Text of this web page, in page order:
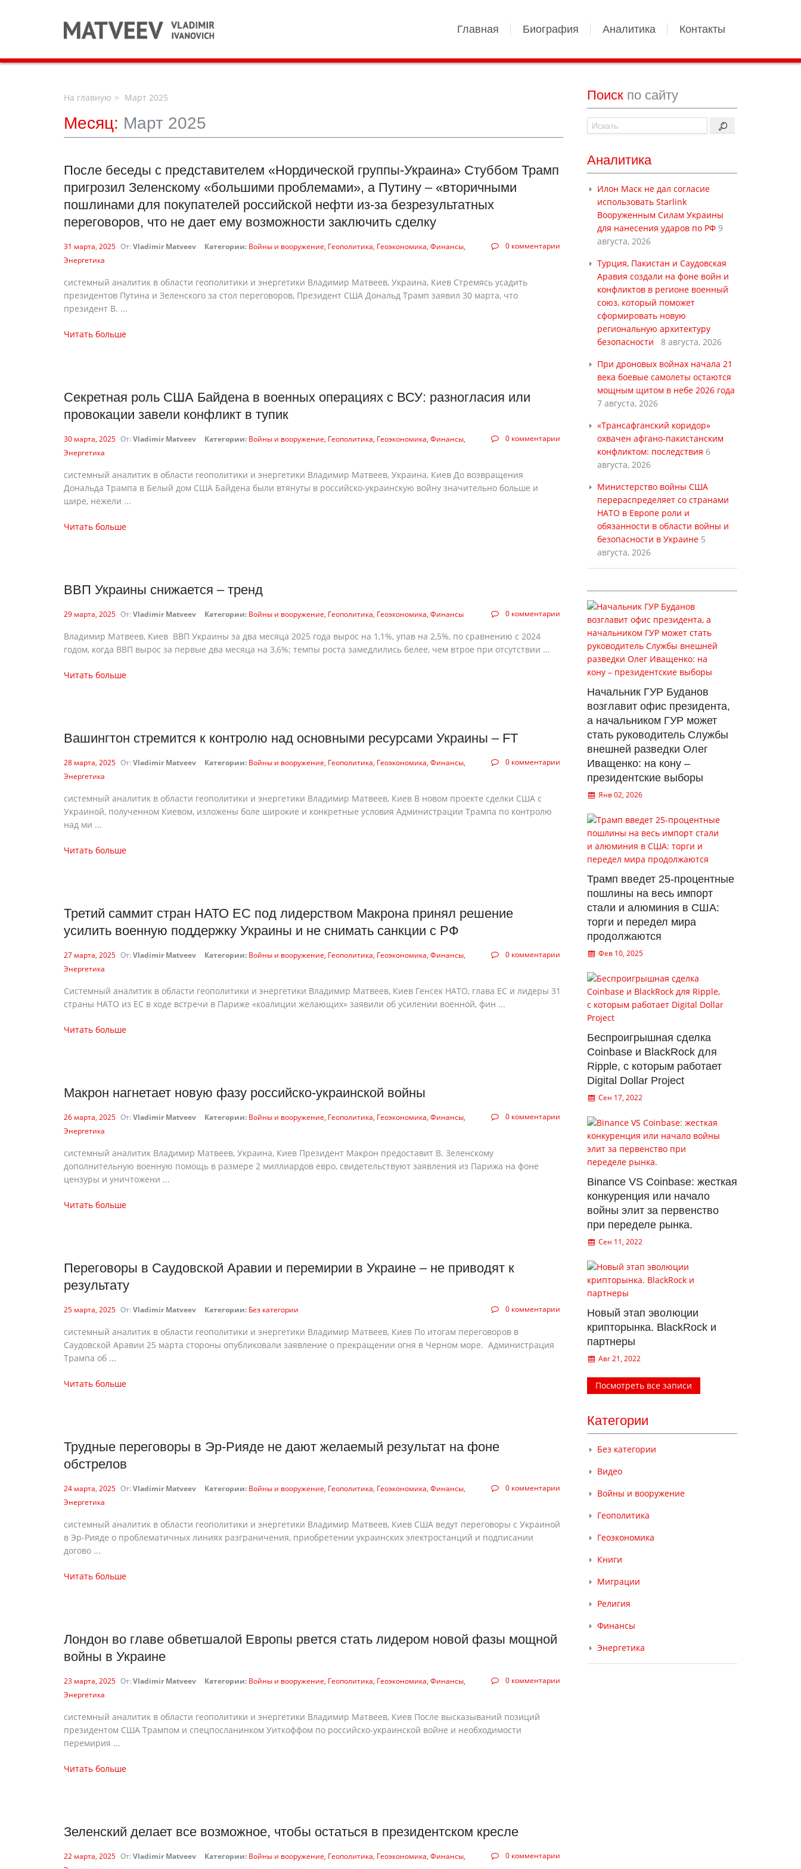
Главная Биография Аналитика Контакты
На главную Март 2025
Месяц: Март 2025
После беседы с представителем «Нордической группы-Украина» Стуббом Трамп
пригрозил Зеленскому «большими проблемами», а Путину – «вторичными
пошлинами для покупателей российской нефти из-за безрезультатных
переговоров, что не дает ему возможности заключить сделку
0 комментарии
31 марта, 2025 От: Vladimir Matveev Категории: Войны и вооружение Геополитика Геоэкономика Финансы
Энергетика
cистемный аналитик в области геополитики и энергетики Владимир Матвеев, Украина, Киев Стремясь усадить
президентов Путина и Зеленского за стол переговоров, Президент США Дональд Трамп заявил 30 марта, что
президент В. ...
Читать больше
Секретная роль США Байдена в военных операциях с ВСУ: разногласия или
провокации завели конфликт в тупик
0 комментарии
30 марта, 2025 От: Vladimir Matveev Категории: Войны и вооружение Геополитика Геоэкономика Финансы
Энергетика
cистемный аналитик в области геополитики и энергетики Владимир Матвеев, Украина, Киев До возвращения
Дональда Трампа в Белый дом США Байдена были втянуты в российско-украинскую войну значительно больше и
шире, нежели ...
Читать больше
ВВП Украины снижается – тренд
0 комментарии
29 марта, 2025 От: Vladimir Matveev Категории: Войны и вооружение Геополитика Геоэкономика Финансы
Владимир Матвеев, Киев ВВП Украины за два месяца 2025 года вырос на 1,1%, упав на 2,5%, по сравнению с 2024
годом, когда ВВП вырос за первые два месяца на 3,6%; темпы роста замедлились белее, чем втрое при отсутствии ...
Читать больше
Вашингтон стремится к контролю над основными ресурсами Украины – FT
0 комментарии
28 марта, 2025 От: Vladimir Matveev Категории: Войны и вооружение Геополитика Геоэкономика Финансы
Энергетика
cистемный аналитик в области геополитики и энергетики Владимир Матвеев, Киев В новом проекте сделки США с
Украиной, полученном Киевом, изложены боле широкие и конкретные условия Администрации Трампа по контролю
над ми ...
Читать больше
Третий саммит стран НАТО ЕС под лидерством Макрона принял решение
усилить военную поддержку Украины и не снимать санкции с РФ
0 комментарии
27 марта, 2025 От: Vladimir Matveev Категории: Войны и вооружение Геополитика Геоэкономика Финансы
Энергетика
Системный аналитик в области геополитики и энергетики Владимир Матвеев, Киев Генсек НАТО, глава ЕС и лидеры 31
страны НАТО из ЕС в ходе встречи в Париже «коалиции желающих» заявили об усилении военной, фин ...
Читать больше
Макрон нагнетает новую фазу российско-украинской войны
0 комментарии
26 марта, 2025 От: Vladimir Matveev Категории: Войны и вооружение Геополитика Геоэкономика Финансы
Энергетика
cистемный аналитик Владимир Матвеев, Украина, Киев Президент Макрон предоставит В. Зеленскому
дополнительную военную помощь в размере 2 миллиардов евро, свидетельствуют заявления из Парижа на фоне
цензуры и уничтожени ...
Читать больше
Переговоры в Саудовской Аравии и перемирии в Украине – не приводят к
результату
0 комментарии
25 марта, 2025 От: Vladimir Matveev Категории: Без категории
cистемный аналитик в области геополитики и энергетики Владимир Матвеев, Киев По итогам переговоров в
Саудовской Аравии 25 марта стороны опубликовали заявление о прекращении огня в Черном море. Администрация
Трампа об ...
Читать больше
Трудные переговоры в Эр-Рияде не дают желаемый результат на фоне
обстрелов
0 комментарии
24 марта, 2025 От: Vladimir Matveev Категории: Войны и вооружение Геополитика Геоэкономика Финансы
Энергетика
cистемный аналитик в области геополитики и энергетики Владимир Матвеев, Киев США ведут переговоры с Украиной
в Эр-Рияде о проблематичных линиях разграничения, приобретении украинских электростанций и подписании
догово ...
Читать больше
Лондон во главе обветшалой Европы рвется стать лидером новой фазы мощной
войны в Украине
0 комментарии
23 марта, 2025 От: Vladimir Matveev Категории: Войны и вооружение Геополитика Геоэкономика Финансы
Энергетика
cистемный аналитик в области геополитики и энергетики Владимир Матвеев, Киев После высказываний позиций
президентом США Трампом и спецпосланинком Уиткоффом по российско-украинской войне и необходимости
перемирия ...
Читать больше
Зеленский делает все возможное, чтобы остаться в президентском кресле
0 комментарии
22 марта, 2025 От: Vladimir Matveev Категории: Войны и вооружение Геополитика Геоэкономика Финансы
Поиск по сайту
Аналитика
Илон Маск не дал согласие
использовать Starlink
Вооруженным Силам Украины
для нанесения ударов по РФ 9
августа, 2026
Турция, Пакистан и Саудовская
Аравия создали на фоне войн и
конфликтов в регионе военный
союз, который поможет
сформировать новую
региональную архитектуру
безопасности
8 августа, 2026
При дроновых войнах начала 21
века боевые самолеты остаются
мощным щитом в небе 2026 года
7 августа, 2026
«Трансафганский коридор»
охвачен афгано-пакистанским
конфликтом: последствия 6
августа, 2026
Министерство войны США
перераспределяет со странами
НАТО в Европе роли и
обязанности в области войны и
безопасности в Украине 5
августа, 2026
Начальник ГУР Буданов
возглавит офис президента,
а начальником ГУР может
стать руководитель Службы
внешней разведки Олег
Иващенко: на кону –
президентские выборы
Янв 02, 2026
Трамп введет 25-процентные
пошлины на весь импорт
стали и алюминия в США:
торги и передел мира
продолжаются
Фев 10, 2025
Беспроигрышная сделка
Coinbase и BlackRock для
Ripple, с которым работает
Digital Dollar Project
Сен 17, 2022
Binance VS Coinbase: жесткая
конкуренция или начало
войны элит за первенство
при переделе рынка.
Сен 11, 2022
Новый этап эволюции
крипторынка. BlackRock и
партнеры
Авг 21, 2022
Посмотреть все записи
Категории
Без категории
Видео
Войны и вооружение
Геополитика
Геоэкономика
Книги
Миграции
Религия
Финансы
Энергетика